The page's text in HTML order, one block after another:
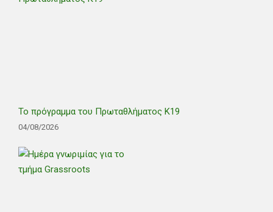
Το πρόγραμμα του Πρωταθλήματος Κ19
04/08/2026